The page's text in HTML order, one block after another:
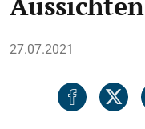
27.07.2021